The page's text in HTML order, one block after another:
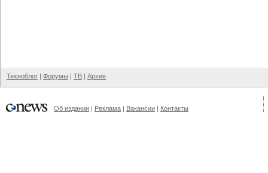
Техноблог | Форумы | ТВ | Архив
Об издании | Реклама | Вакансии | Контакты